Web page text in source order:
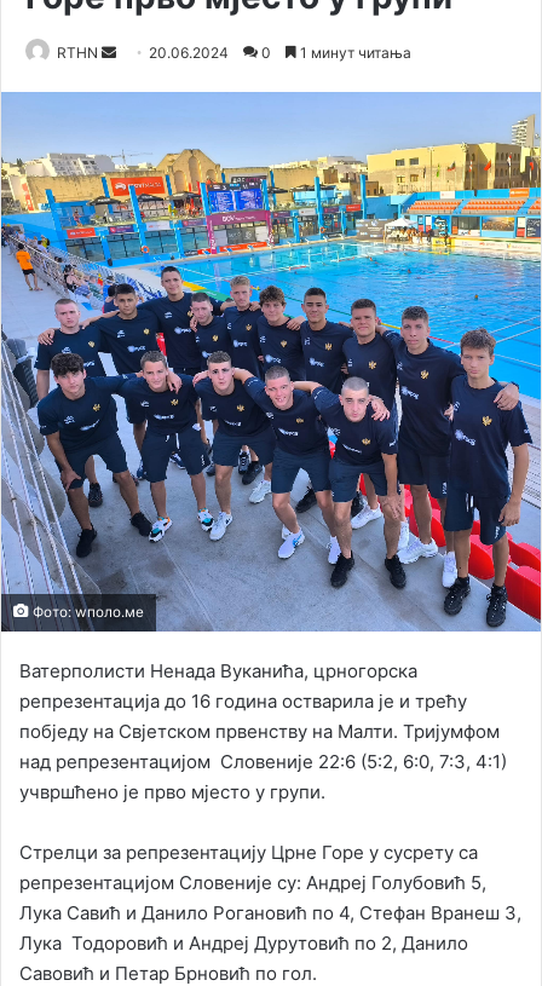
RTHN
a
n
e
m
a
i
l
20.06.2024 0 1 минут читања
Фото: wполо.ме
Ватерполисти Ненада Вуканића, црногорска
репрезентација до 16 година остварила је и трећу
побједу на Свјетском првенству на Малти. Тријумфом
над репрезентацијом Словеније 22:6 (5:2, 6:0, 7:3, 4:1)
учвршћено је прво мјесто у групи.
Стрелци за репрезентацију Црне Горе у сусрету са
репрезентацијом Словеније су: Андреј Голубовић 5,
Лука Савић и Данило Рогановић по 4, Стефан Вранеш 3,
Лука Тодоровић и Андреј Дурутовић по 2, Данило
Савовић и Петар Брновић по гол.